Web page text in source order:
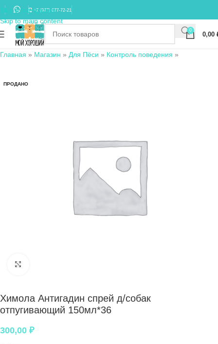
Skip to navigation
Skip to main content
+7 (977) 677-72-21
0
0,00
Главная » Магазин » Для Пёси » Контроль поведения »
ПРОДАНО
Химола Антигадин спрей д/собак
отпугивающий 150мл*36
300,00 ₽